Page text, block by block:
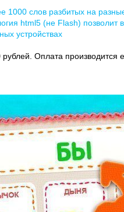
1000 слов разбитых на
html5 (не Flash) позволит
устройствах
рублей. Оплата производится